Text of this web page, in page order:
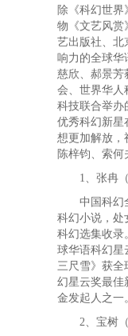
除《科幻世
物《文艺风赏
艺出版社、北
响力的全球华
慈欣、郝景芳
会、世界华人
科技联合举办
优秀科幻新星
想更加解放，
陈梓钧、索何
1、张冉（
中国科幻全
科幻小说，处
科幻选集收录
球华语科幻星
三尺雪》获全
幻星云奖最佳
金发起人之一
2、宝树（